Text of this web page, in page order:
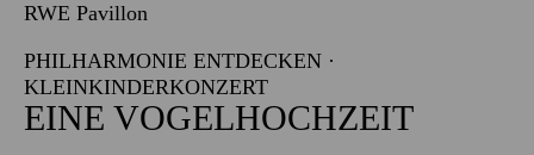
RWE Pavillon
PHILHARMONIE ENTDECKEN ·
KLEINKINDERKONZERT
EINE VOGELHOCHZEIT